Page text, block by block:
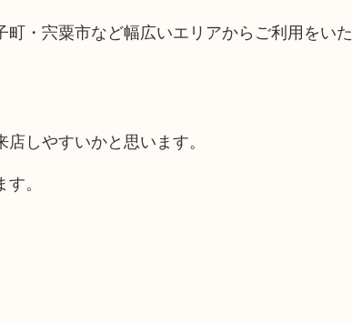
・宍粟市など幅広いエリアからご利用をいた
しやすいかと思います。
。